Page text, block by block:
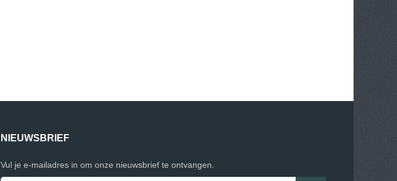
NIEUWSBRIEF
Vul je e-mailadres in om onze nieuwsbrief te ontvangen.